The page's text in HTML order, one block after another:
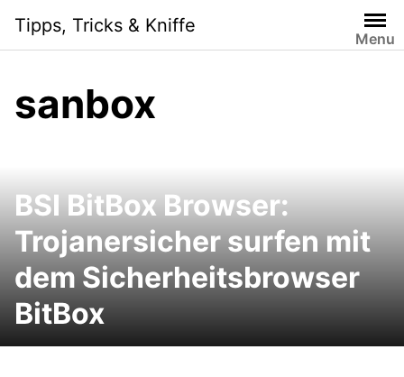
content
Tipps, Tricks & Kniffe
Menu
sanbox
BSI BitBox Browser:
Trojanersicher surfen mit
dem Sicherheitsbrowser
BitBox